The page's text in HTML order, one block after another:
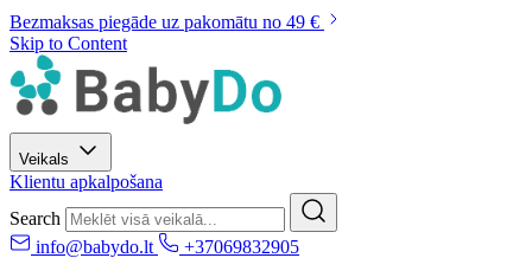
Bezmaksas piegāde uz pakomātu no 49 €
Skip to Content
Veikals
Klientu apkalpošana
Search
info@babydo.lt
+37069832905